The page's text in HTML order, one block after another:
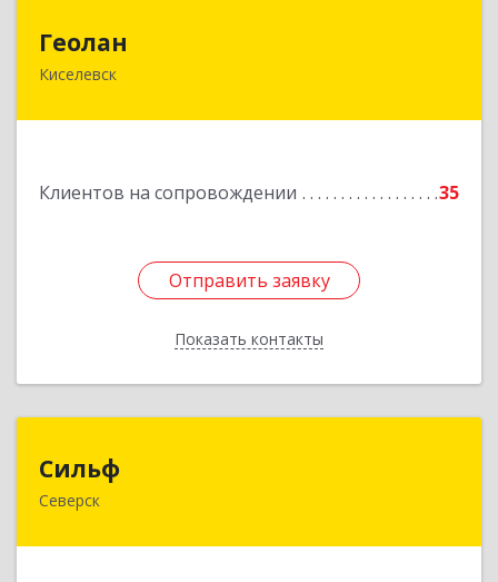
Геолан
Киселевск
Клиентов на сопровождении 35
Отправить заявку
Показать контакты
Отправить заявку
Назад
Сильф
Северск
636000, Томская обл, Северск г, Спортивная ул,